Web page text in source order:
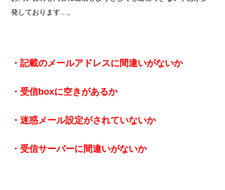
発しております…。
・記載のメールアドレスに間違いがないか
・受信boxに空きがあるか
・迷惑メール設定がされていないか
・受信サーバーに間違いがないか